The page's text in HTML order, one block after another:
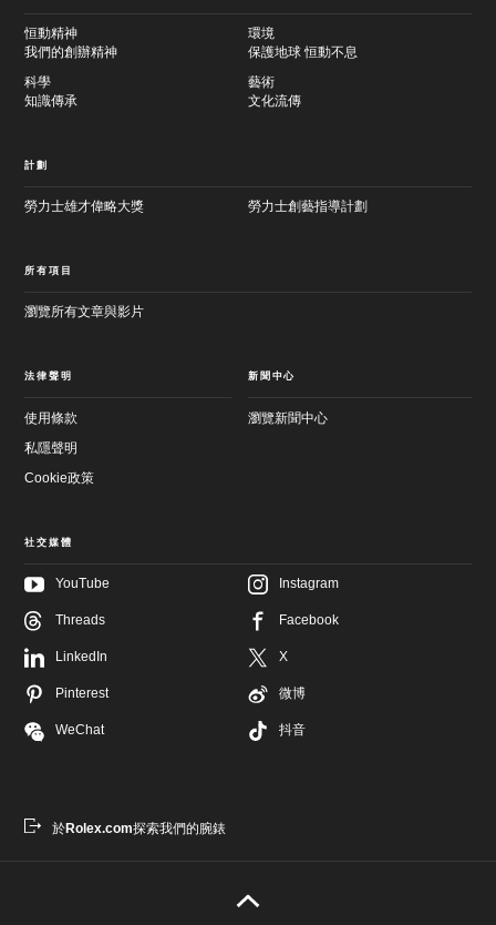
跳
至
主
要
內
容
跳
頁
尾
恒動精神
我們的創辦精神
環境
保護地球 恒動不息
科學
知識傳承
藝術
文化流傳
計劃
勞力士雄才偉略大獎 勞力士創藝指導計劃
所有項目
瀏覽所有文章與影片
法律聲明
使用條款
私隱聲明
Cookie政策
新聞中心
瀏覽新聞中心
社交媒體
YouTube Instagram
Threads Facebook
LinkedIn X
Pinterest 微博
WeChat 抖音
於Rolex.com探索我們的腕錶